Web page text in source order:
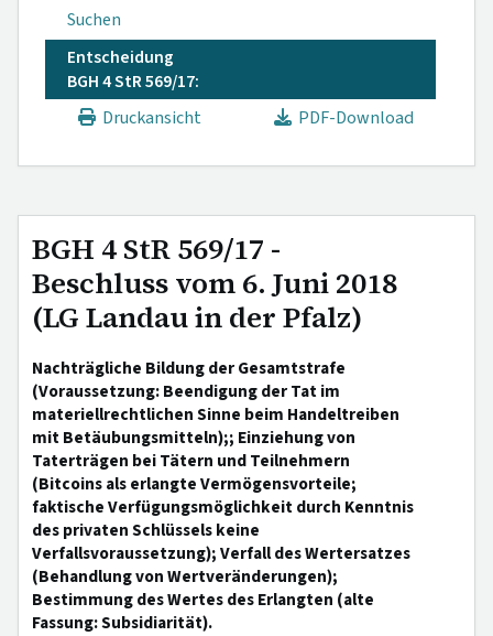
Suchen
Entscheidung
BGH 4 StR 569/17:
Druckansicht
PDF-Download
BGH 4 StR 569/17 -
Beschluss vom 6. Juni 2018
(LG Landau in der Pfalz)
Nachträgliche Bildung der Gesamtstrafe
(Voraussetzung: Beendigung der Tat im
materiellrechtlichen Sinne beim Handeltreiben
mit Betäubungsmitteln);; Einziehung von
Taterträgen bei Tätern und Teilnehmern
(Bitcoins als erlangte Vermögensvorteile;
faktische Verfügungsmöglichkeit durch Kenntnis
des privaten Schlüssels keine
Verfallsvoraussetzung); Verfall des Wertersatzes
(Behandlung von Wertveränderungen);
Bestimmung des Wertes des Erlangten (alte
Fassung: Subsidiarität).